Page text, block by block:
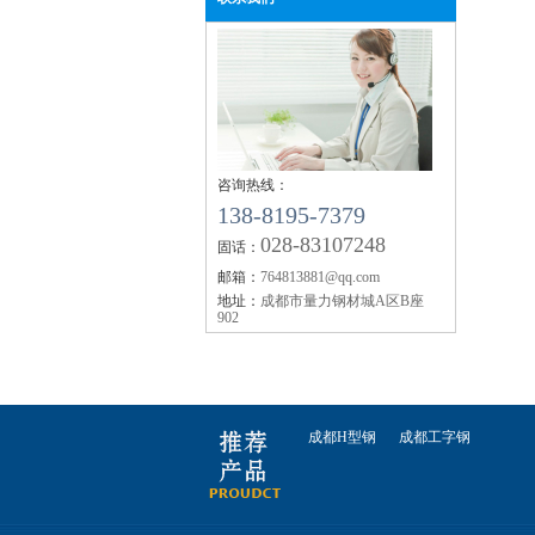
【企业资讯】四川钢轨：2019年11月12日唐
钢市快报
【企业资讯】成都钢轨：机械行业10月挖掘
销量同比增11.5%
【企业资讯】四川钢轨：2019年10月全国钢
生产成本调研报告
【企业资讯】今年秋冬大气污染攻坚较去年
何调整？生态环境部回应
【企业资讯】工银国际：市场对美联储降息
期陷入三重超调
【企业资讯】矿石大涨 螺纹要翻盘？
【企业资讯】6月18日黑色系品种价格预测
咨询热线：
138-8195-7379
固话： 028-83107248
邮箱： 764813881@qq.com
地址： 成都市量力钢材城A区B座
902
成都H型钢 成都工字钢